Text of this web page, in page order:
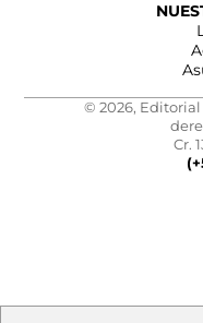
© 2026, Editorial
Cr.